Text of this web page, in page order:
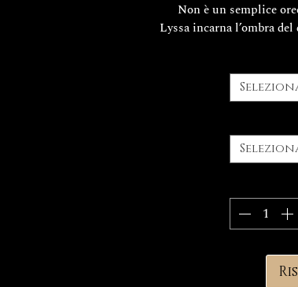
Non è un semplice
Lyssa incarna l’ombra
trasformata in bellezza,
Argento
Design ispirato
Lavorazione
Orecchino venduto